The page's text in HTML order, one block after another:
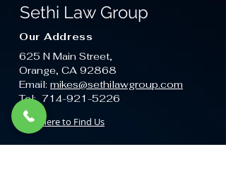
Sethi Law Group
Click here to Find Us
Our Address
625 N Main Street,
Orange, CA 92868
Email: mikes@sethilawgroup.com
Tel: 714-921-5226